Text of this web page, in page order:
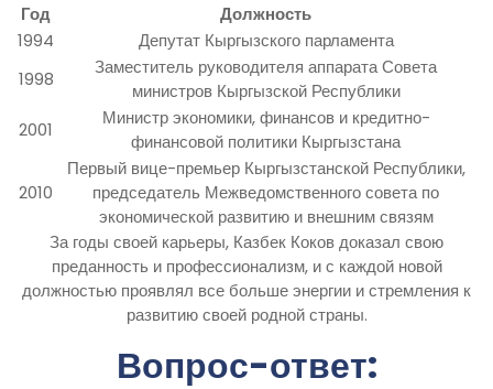
Год
Должность
1994
Депутат Кыргызского парламента
1998
Заместитель руководителя аппарата Совета
министров Кыргызской Республики
2001
Министр экономики, финансов и кредитно-
финансовой политики Кыргызстана
2010
Первый вице-премьер Кыргызстанской Республики,
председатель Межведомственного совета по
экономической развитию и внешним связям
За годы своей карьеры, Казбек Коков доказал свою
преданность и профессионализм, и с каждой новой
должностью проявлял все больше энергии и стремления к
развитию своей родной страны.
Вопрос-ответ: